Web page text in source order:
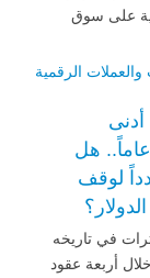
على سوق
والعملات الرقمية
أدنى
في 40 عاماً.. هل
لوقف
في تاريخه
أربعة عقود